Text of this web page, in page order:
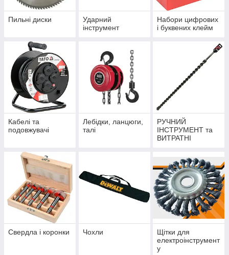
Пильні диски
Ударний
інструмент
Набори цифрових
і буквених клейм
Кабелі та
подовжувачі
Лебідки, ланцюги,
талі
РУЧНИЙ
ІНСТРУМЕНТ та
ВИТРАТНІ
Свердла і коронки Чохли
Щітки для
електроінструмент
у